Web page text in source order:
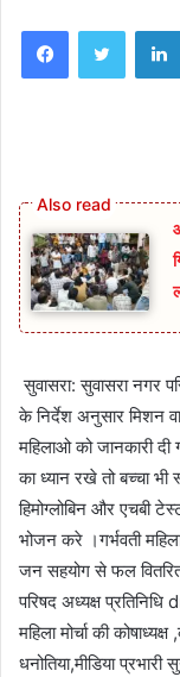
FacebookTwitter
सुवासरा: सुवासरा नगर
के निर्देश अनुसार मिशन
महिलाओ को जानकारी दी
का ध्यान रखे तो बच्चा भी
हिमोग्लोबिन और एचबी
भोजन करे ।गर्भवती
जन सहयोग से फल
परिषद अध्यक्ष प्रतिनिधि
महिला मोर्चा की कोषाध्यक्ष
धनोतिया,मीडिया